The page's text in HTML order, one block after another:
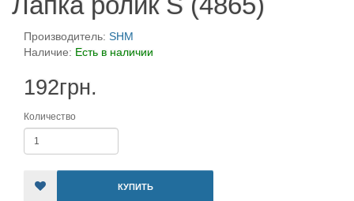
Производитель: SHM
Наличие: Есть в наличии
192грн.
Количество
КУПИТЬ